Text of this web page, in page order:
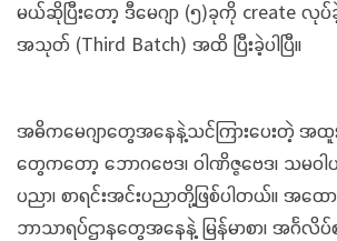
မယ်ဆိုပြီးတော့ ဒီမေဂျာ (၅)ခုကို create
အသုတ် (Third Batch) အထိ ပြီးခဲ့ပါပြီ။
အဓိကမေဂျာတွေအနေနဲ့သင်ကြားပေးတဲ့ အထူ
တွေကတော့ ဘောဂဗေဒ၊ ဝါဏိဇ္ဇဗေဒ၊ သမဝ
ပညာ၊ စာရင်းအင်းပညာတို့ဖြစ်ပါတယ်။ အထ
ဘာသာရပ်ဌာနတွေအနေနဲ့ မြန်မာစာ၊ အင်္ဂလိပ်စ